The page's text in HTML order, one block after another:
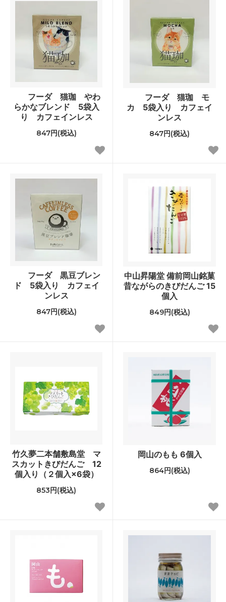
フーダ 猫珈 やわ
らかなブレンド 5袋入
り カフェインレス
847円(税込)
フーダ 猫珈 モ
カ 5袋入り カフェイ
ンレス
847円(税込)
フーダ 黒豆ブレン
ド 5袋入り カフェイ
ンレス
847円(税込)
中山昇陽堂 備前岡山銘菓
昔ながらのきびだんご 15
個入
849円(税込)
竹久夢二本舗敷島堂 マ
スカットきびだんご 12
個入り（２個入×6袋）
853円(税込)
岡山のもも 6個入
864円(税込)